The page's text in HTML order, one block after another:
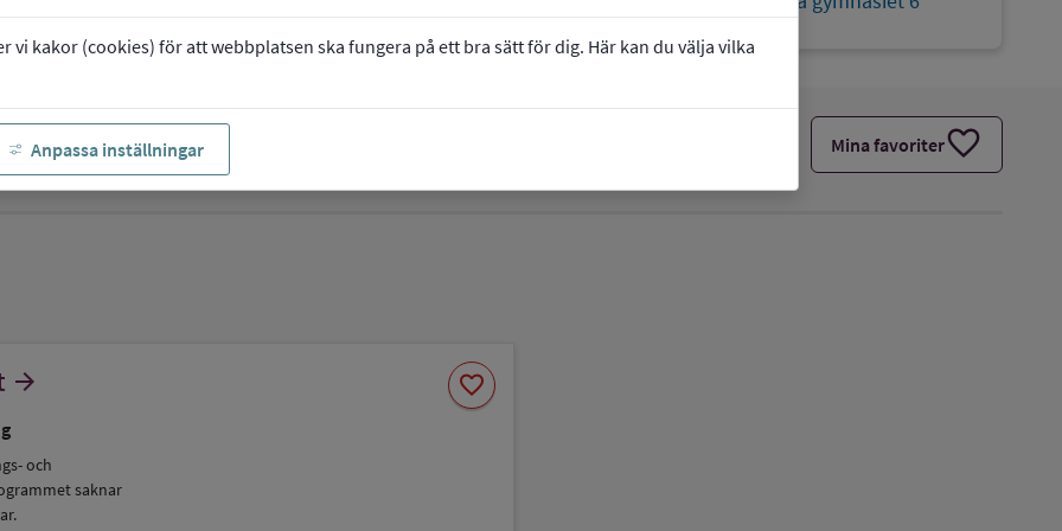
vi kakor (cookies) för att webbplatsen ska fungera på ett bra sätt för dig. Här kan du välja vilka
Anpassa inställningar Mina favoriterfavorite
arrow_forward
och
saknar
favorite
Spara
som